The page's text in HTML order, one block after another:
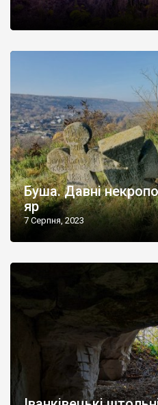
Буша. Давні
яр
7 Серпня, 2023